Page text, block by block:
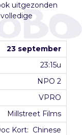
uitgezonden
23 september
23:15u
NPO 2
VPRO
Millstreet Films
Kort: Chinese